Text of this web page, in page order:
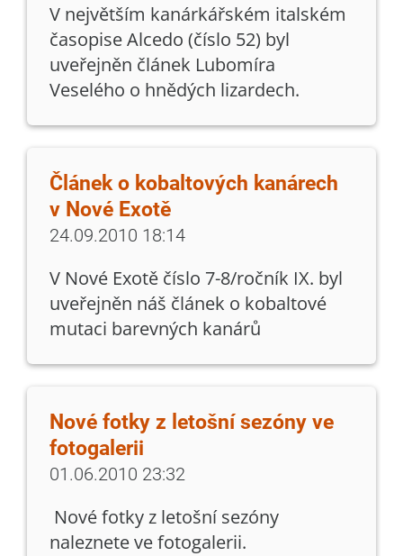
V největším kanárkářském italském
časopise Alcedo (číslo 52) byl
uveřejněn článek Lubomíra
Veselého o hnědých lizardech.
Článek o kobaltových kanárech
v Nové Exotě
24.09.2010 18:14
V Nové Exotě číslo 7-8/ročník IX. byl
uveřejněn náš článek o kobaltové
mutaci barevných kanárů
Nové fotky z letošní sezóny ve
fotogalerii
01.06.2010 23:32
Nové fotky z letošní sezóny
naleznete ve fotogalerii.